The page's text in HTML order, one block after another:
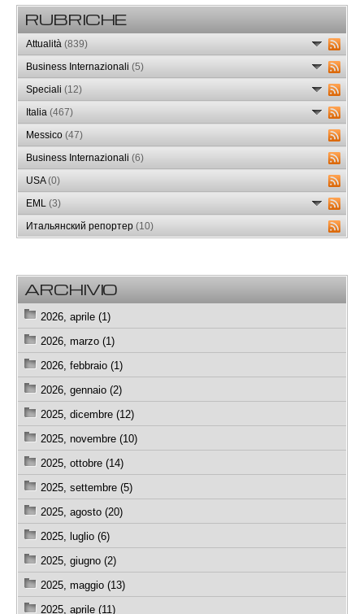
RUBRICHE
Attualità (839)
Business Internazionali (5)
Speciali (12)
Italia (467)
Messico (47)
Business Internazionali (6)
USA(0)
EML (3)
Итальянский репортер (10)
ARCHIVIO
2026, aprile (1)
2026, marzo (1)
2026, febbraio (1)
2026, gennaio (2)
2025, dicembre (12)
2025, novembre (10)
2025, ottobre (14)
2025, settembre (5)
2025, agosto (20)
2025, luglio (6)
2025, giugno (2)
2025, maggio (13)
2025, aprile (11)